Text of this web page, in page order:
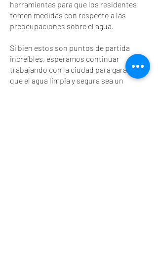
herramientas para que los residentes
tomen medidas con respecto a las
preocupaciones sobre el agua.
Si bien estos son puntos de partida
increíbles, esperamos continuar
trabajando con la ciudad para garantizar
que el agua limpia y segura sea un